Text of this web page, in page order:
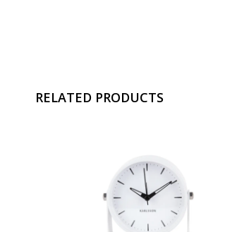
RELATED PRODUCTS